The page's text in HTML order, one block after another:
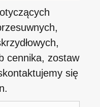
cennika, zostaw
się